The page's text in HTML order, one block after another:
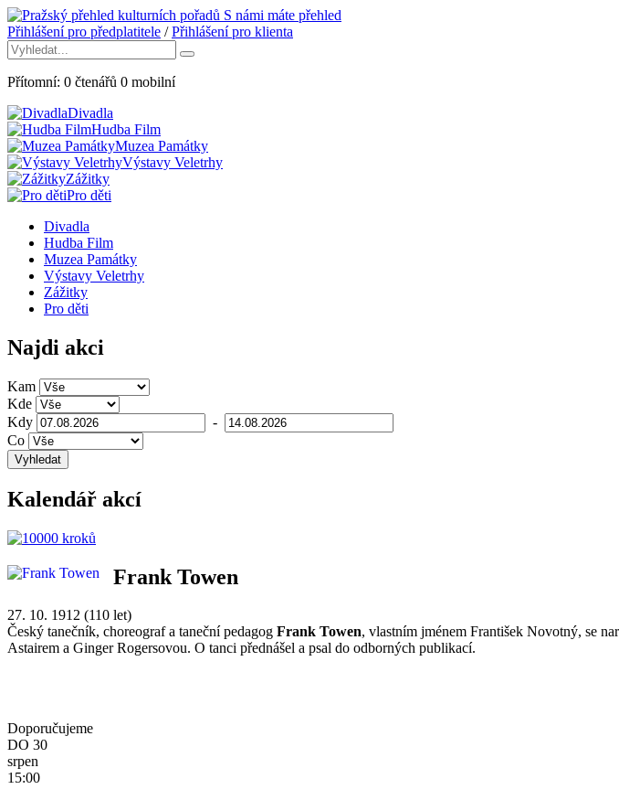
S námi máte přehled
Přihlášení pro předplatitele /Přihlášení pro klienta
Přítomní: 0 čtenářů 0 mobilní
Divadla
Hudba Film
Muzea Památky
Výstavy Veletrhy
Zážitky
Pro děti
Divadla
Hudba Film
Muzea Památky
Výstavy Veletrhy
Zážitky
Pro děti
Najdi akci
Kam
Kde
Kdy
-
Co
Vyhledat
Kalendář akcí
Frank Towen
27. 10. 1912 (110 let)
Český tanečník, choreograf a taneční pedagog Frank Towen, vlastním jménem František Novotný, se
Astairem a Ginger Rogersovou. O tanci přednášel a psal do odborných publikací.
Doporučujeme
DO 30
srpen
15:00